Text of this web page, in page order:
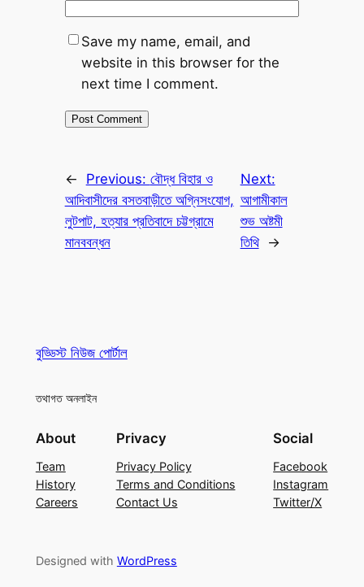
Save my name, email, and
website in this browser for the
next time I comment.
← Previous: বৌদ্ধ বিহার ও
আদিবাসীদের বসতবাড়ীতে অগ্নিসংযোগ,
লুটপাট, হত্যার প্রতিবাদে চট্টগ্রামে
মানববন্ধন
Next:
আগামীকাল
শুভ অষ্টমী
তিথি
→
বুড্ডিস্ট নিউজ পোর্টাল
তথাগত অনলাইন
About
Team
History
Careers
Privacy
Privacy Policy
Terms and Conditions
Contact Us
Social
Facebook
Instagram
Twitter/X
Designed with WordPress